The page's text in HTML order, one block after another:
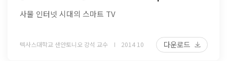
사물 인터넷 시대의 스마트 TV
텍사스대학교 샌안토니오 강석 교수 2014 10 다운로드